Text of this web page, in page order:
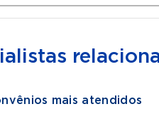
mais atendidos